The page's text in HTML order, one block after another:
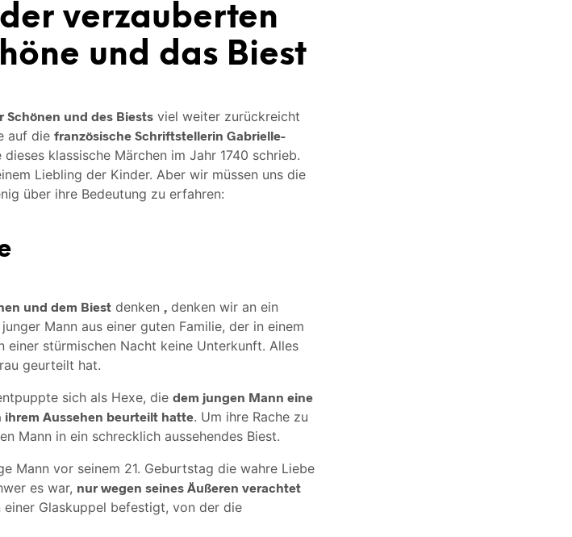
verzauberten
und das Biest
Schönen und des Biests viel weiter zurückreicht
auf die französische Schriftstellerin Gabrielle-
dieses klassische Märchen im Jahr 1740 schrieb.
Liebling der Kinder. Aber wir müssen uns die
über ihre Bedeutung zu erfahren:
und dem Biest denken , denken wir an ein
Mann aus einer guten Familie, der in einem
einer stürmischen Nacht keine Unterkunft. Alles
geurteilt hat.
sich als Hexe, die dem jungen Mann eine
ihrem Aussehen beurteilt hatte. Um ihre Rache zu
Mann in ein schrecklich aussehendes Biest.
Mann vor seinem 21. Geburtstag die wahre Liebe
es war, nur wegen seines Äußeren verachtet
Glaskuppel befestigt, von der die